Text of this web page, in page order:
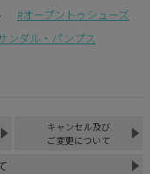
オープントゥシューズ
ンダル・パンプス
キャンセル及び
ご変更について